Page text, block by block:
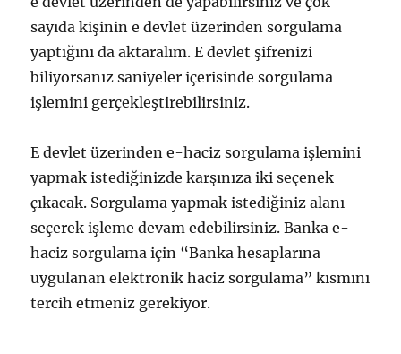
sayıda kişinin e devlet üzerinden sorgulama
yaptığını da aktaralım. E devlet şifrenizi
biliyorsanız saniyeler içerisinde sorgulama
işlemini gerçekleştirebilirsiniz.
E devlet üzerinden e-haciz sorgulama işlemini
yapmak istediğinizde karşınıza iki seçenek
çıkacak. Sorgulama yapmak istediğiniz alanı
seçerek işleme devam edebilirsiniz. Banka e-
haciz sorgulama için “Banka hesaplarına
uygulanan elektronik haciz sorgulama” kısmını
tercih etmeniz gerekiyor.